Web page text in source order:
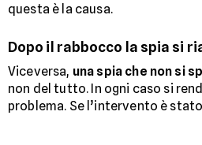
questa è la causa.
Dopo il rabbocco la spia si
Viceversa, una spia che non si
non del tutto. In ogni caso si
problema. Se l’intervento è